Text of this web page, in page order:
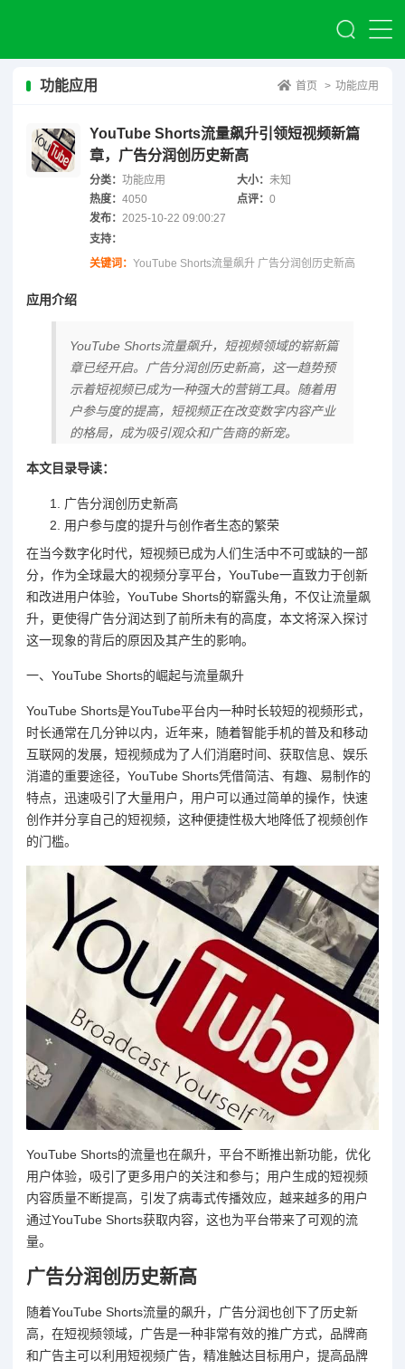
功能应用 首页 > 功能应用
YouTube Shorts流量飙升引领短视频新篇
章，广告分润创历史新高
分类： 功能应用 大小：未知
热度： 4050 点评：0
发布： 2025-10-22 09:00:27
支持：
关键词： YouTube Shorts流量飙升 广告分润创历史新高
应用介绍
YouTube Shorts流量飙升，短视频领域的崭新篇
章已经开启。广告分润创历史新高，这一趋势预
示着短视频已成为一种强大的营销工具。随着用
户参与度的提高，短视频正在改变数字内容产业
的格局，成为吸引观众和广告商的新宠。
本文目录导读：
广告分润创历史新高
用户参与度的提升与创作者生态的繁荣
在当今数字化时代，短视频已成为人们生活中不可或缺的一部
分，作为全球最大的视频分享平台，YouTube一直致力于创新
和改进用户体验，YouTube Shorts的崭露头角，不仅让流量飙
升，更使得广告分润达到了前所未有的高度，本文将深入探讨
这一现象的背后的原因及其产生的影响。
一、YouTube Shorts的崛起与流量飙升
YouTube Shorts是YouTube平台内一种时长较短的视频形式，
时长通常在几分钟以内，近年来，随着智能手机的普及和移动
互联网的发展，短视频成为了人们消磨时间、获取信息、娱乐
消遣的重要途径，YouTube Shorts凭借简洁、有趣、易制作的
特点，迅速吸引了大量用户，用户可以通过简单的操作，快速
创作并分享自己的短视频，这种便捷性极大地降低了视频创作
的门槛。
YouTube Shorts的流量也在飙升，平台不断推出新功能，优化
用户体验，吸引了更多用户的关注和参与；用户生成的短视频
内容质量不断提高，引发了病毒式传播效应，越来越多的用户
通过YouTube Shorts获取内容，这也为平台带来了可观的流
量。
广告分润创历史新高
随着YouTube Shorts流量的飙升，广告分润也创下了历史新
高，在短视频领域，广告是一种非常有效的推广方式，品牌商
和广告主可以利用短视频广告，精准触达目标用户，提高品牌